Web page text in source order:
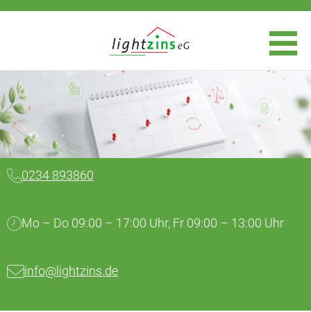
0234 893860
Mo – Do 09:00 – 17:00 Uhr, Fr 09:00 – 13:00 Uhr
info@lightzins.de